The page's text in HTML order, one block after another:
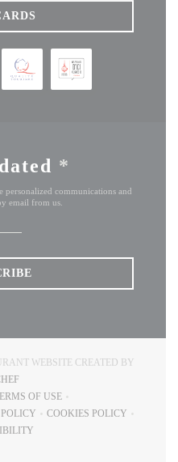
*
personalized communications and
email from us.
WEBSITE CREATED BY
OF USE
COOKIES POLICY